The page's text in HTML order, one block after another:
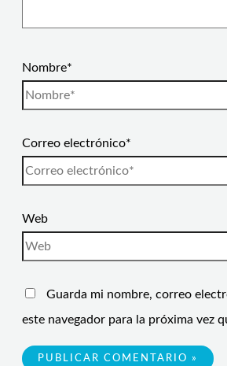
Nombre*
Correo electrónico*
Web
Guarda mi nombre, correo
este navegador para la próxima vez